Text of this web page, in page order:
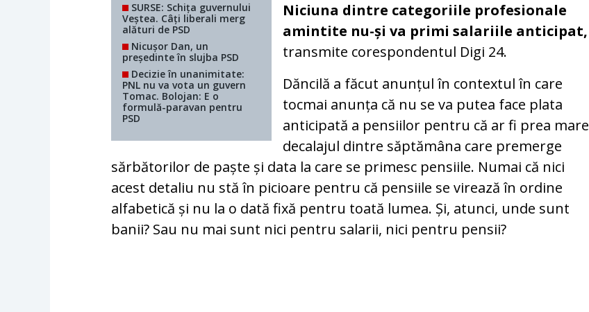
SURSE: Schița guvernului
Veștea. Câți liberali merg
alături de PSD
Nicușor Dan, un
președinte în slujba PSD
Decizie în unanimitate:
PNL nu va vota un guvern
Tomac. Bolojan: E o
formulă-paravan pentru
PSD
Niciuna dintre categoriile profesionale
amintite nu-și va primi salariile anticipat,
transmite corespondentul Digi 24.
Dăncilă a făcut anunțul în contextul în care
tocmai anunța că nu se va putea face plata
anticipată a pensiilor pentru că ar fi prea mare
decalajul dintre săptămâna care premerge
sărbătorilor de paște și data la care se primesc pensiile. Numai că nici
acest detaliu nu stă în picioare pentru că pensiile se virează în ordine
alfabetică și nu la o dată fixă pentru toată lumea. Și, atunci, unde sunt
banii? Sau nu mai sunt nici pentru salarii, nici pentru pensii?